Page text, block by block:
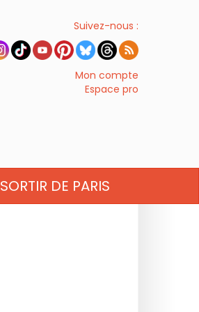
Suivez-nous :
Mon compte
Espace pro
SORTIR DE PARIS